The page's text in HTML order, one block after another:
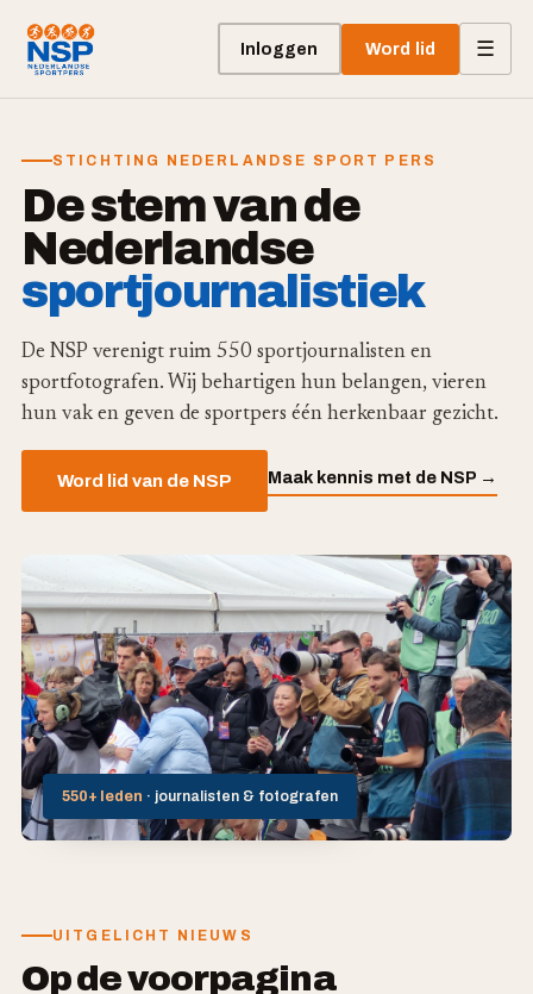
Inloggen Word lid ☰
STICHTING NEDERLANDSE SPORT PERS
De stem van de
Nederlandse
sportjournalistiek
De NSP verenigt ruim 550 sportjournalisten en
sportfotografen. Wij behartigen hun belangen, vieren
hun vak en geven de sportpers één herkenbaar gezicht.
Word lid van de NSP Maak kennis met de NSP →
550+ leden · journalisten & fotografen
UITGELICHT NIEUWS
Op de voorpagina